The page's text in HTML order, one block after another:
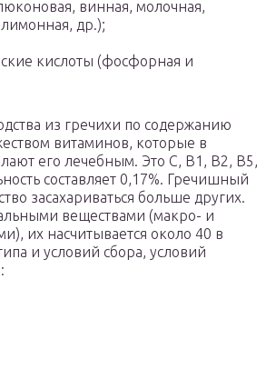
винная, молочная,
др.);
кислоты (фосфорная и
из гречихи по содержанию
витаминов, которые в
его лечебным. Это С, В1, В2, В5,
составляет 0,17%. Гречишный
засахариваться больше других.
веществами (макро- и
их насчитывается около 40 в
и условий сбора, условий